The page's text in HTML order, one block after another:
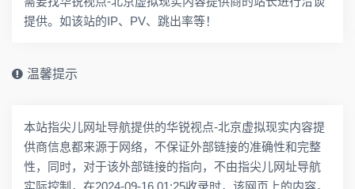
提供。如该站的IP、PV、跳出率等！
温馨提示
本站指尖儿网址导航提供的华锐视点-北京虚拟现实内容提
供商信息都来源于网络，不保证外部链接的准确性和完整
性，同时，对于该外部链接的指向，不由指尖儿网址导航
实际控制，在2024-09-16 01:25收录时，该网页上的内容，